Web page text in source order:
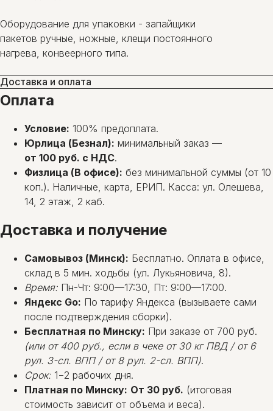
Оборудование для упаковки - запайщики
пакетов ручные, ножные, клещи постоянного
нагрева, конвеерного типа.
Доставка и оплата
Оплата
Условие: 100% предоплата.
Юрлица (Безнал): минимальный заказ —
от 100 руб. с НДС.
Физлица (В офисе): без минимальной суммы (от 10
коп.). Наличные, карта, ЕРИП. Касса: ул. Олешева,
14, 2 этаж, 2 каб.
Доставка и получение
Самовывоз (Минск): Бесплатно. Оплата в офисе,
склад в 5 мин. ходьбы (ул. Лукьяновича, 8).
Время: Пн-Чт: 9:00—17:30, Пт: 9:00—17:00.
Яндекс Go: По тарифу Яндекса (вызываете сами
после подтверждения сборки).
Бесплатная по Минску: При заказе от 700 руб.
(или от 400 руб., если в чеке от 30 кг ПВД / от 6
рул. 3-сл. ВПП / от 8 рул. 2-сл. ВПП).
Срок: 1−2 рабочих дня.
Платная по Минску: От 30 руб. (итоговая
стоимость зависит от объема и веса).